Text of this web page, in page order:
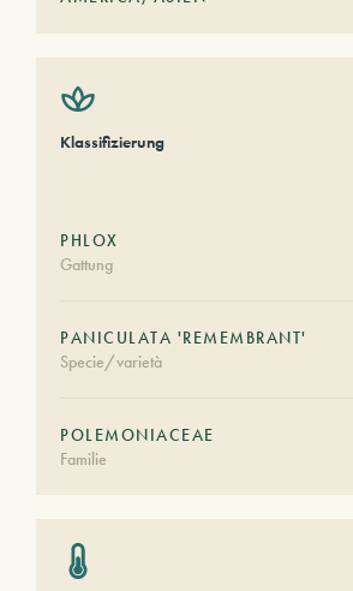
Klassifizierung
PHLOX
Gattung
PANICULATA 'REMEMBRANT'
Specie/varietà
POLEMONIACEAE
Familie